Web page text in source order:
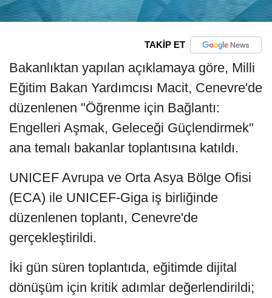
TAKİP ET
Bakanlıktan yapılan açıklamaya göre, Milli
Eğitim Bakan Yardımcısı Macit, Cenevre'de
düzenlenen "Öğrenme için Bağlantı:
Engelleri Aşmak, Geleceği Güçlendirmek"
ana temalı bakanlar toplantısına katıldı.
UNICEF Avrupa ve Orta Asya Bölge Ofisi
(ECA) ile UNICEF-Giga iş birliğinde
düzenlenen toplantı, Cenevre'de
gerçekleştirildi.
İki gün süren toplantıda, eğitimde dijital
dönüşüm için kritik adımlar değerlendirildi;